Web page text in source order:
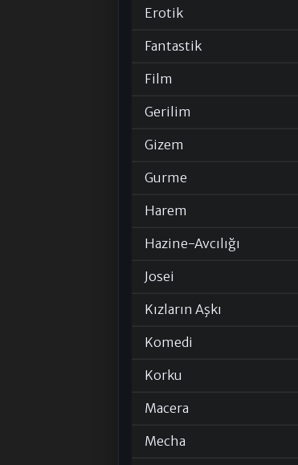
Erotik
Fantastik
Film
Gerilim
Gizem
Gurme
Harem
Hazine-Avcılığı
Josei
Kızların Aşkı
Komedi
Korku
Macera
Mecha